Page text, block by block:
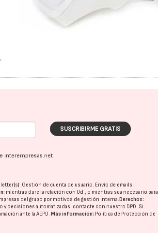
SUSCRIBIRME GRATIS
interempresas.net
Gestión de cuenta de usuario. Envío de emails
mientras dure la relación con Ud., o mientras sea necesario para
del grupo por motivos de gestión interna. Derechos:
decisiones automatizadas: contacte con nuestro DPD. Si
ante laAEPD. Más información: Política de Protección de
07/2026 28/07/2026